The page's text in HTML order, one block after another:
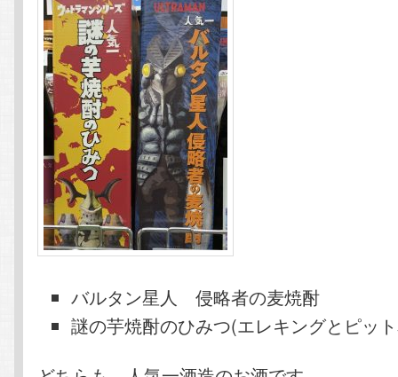
バルタン星人 侵略者の麦焼酎
謎の芋焼酎のひみつ(エレキングとピッ